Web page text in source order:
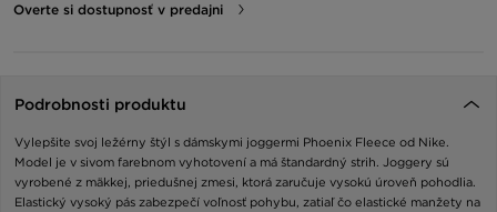
Overte si dostupnosť v predajni
Podrobnosti produktu
Vylepšite svoj ležérny štýl s dámskymi joggermi Phoenix Fleece od Nike.
Model je v sivom farebnom vyhotovení a má štandardný strih. Joggery sú
vyrobené z mäkkej, priedušnej zmesi, ktorá zaručuje vysokú úroveň pohodlia.
Elastický vysoký pás zabezpečí voľnosť pohybu, zatiaľ čo elastické manžety na